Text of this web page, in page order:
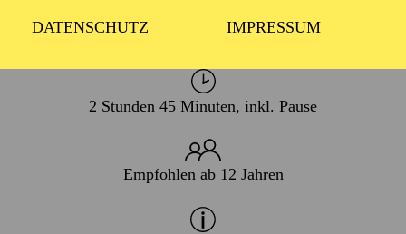
DATENSCHUTZ IMPRESSUM
In italienischer Sprache mit deutschen Übertiteln
2 Stunden 45 Minuten, inkl. Pause
Empfohlen ab 12 Jahren